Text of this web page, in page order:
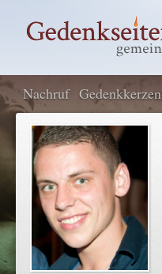
Nachruf Gedenkkerzen